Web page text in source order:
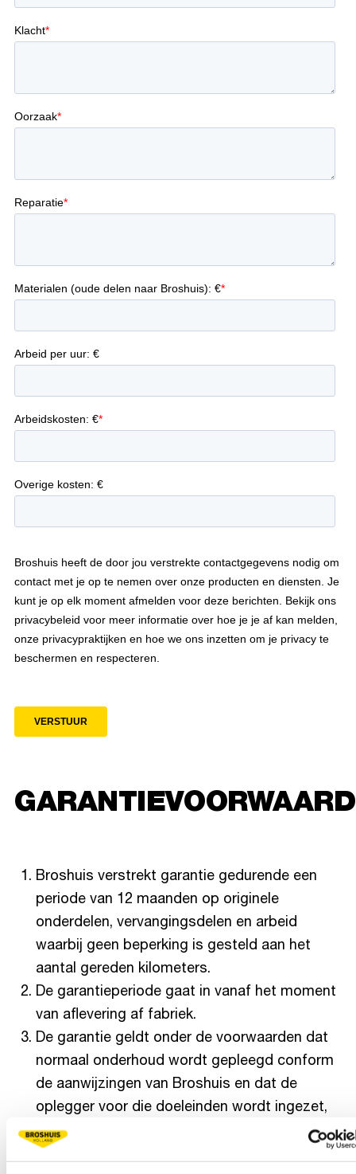
Broshuis verstrekt garantie gedurende een
periode van 12 maanden op originele
onderdelen, vervangingsdelen en arbeid
waarbij geen beperking is gesteld aan het
aantal gereden kilometers.
De garantieperiode gaat in vanaf het moment
van aflevering af fabriek.
De garantie geldt onder de voorwaarden dat
normaal onderhoud wordt gepleegd conform
de aanwijzingen van Broshuis en dat de
oplegger voor die doeleinden wordt ingezet,
waarvoor deze is geconstrueerd.
Indien het onderdelen betreft van SAF, BPW,